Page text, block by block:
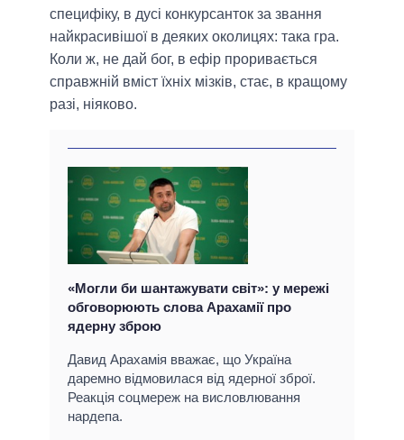
специфіку, в дусі конкурсанток за звання
найкрасивішої в деяких околицях: така гра.
Коли ж, не дай бог, в ефір проривається
справжній вміст їхніх мізків, стає, в кращому
разі, ніяково.
«Могли би шантажувати світ»: у мережі
обговорюють слова Арахамії про
ядерну зброю
Давид Арахамія вважає, що Україна
даремно відмовилася від ядерної зброї.
Реакція соцмереж на висловлювання
нардепа.